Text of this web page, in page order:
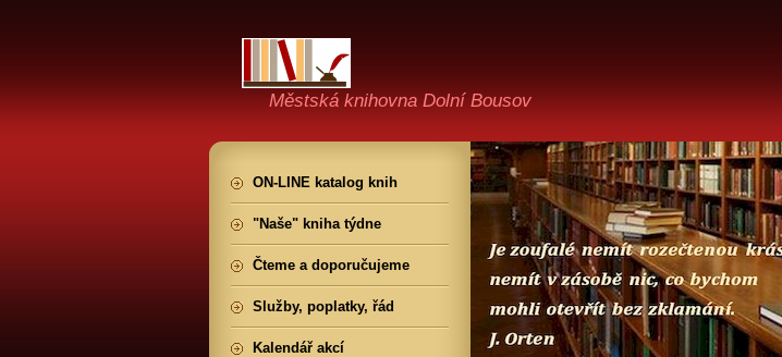
Městská knihovna Dolní Bousov
ON-LINE katalog knih
"Naše" kniha týdne
Čteme a doporučujeme
Služby, poplatky, řád
Kalendář akcí